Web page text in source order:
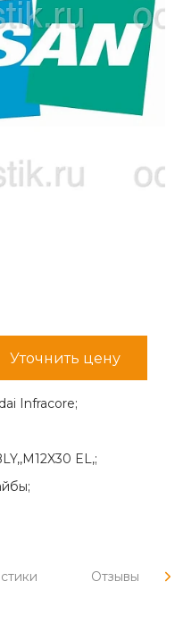
Уточнить цену
Infracore;
EL,;
Отзывы